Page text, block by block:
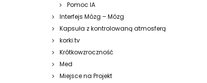
Pomoc IA
Interfejs Mózg – Mózg
Kapsuła z kontrolowaną atmosferą
korki.tv
Krótkowzroczność
Med
Miejsce na Projekt